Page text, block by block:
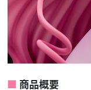
商品概要